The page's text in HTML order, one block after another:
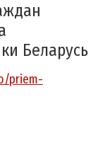
Беларусь
priem-